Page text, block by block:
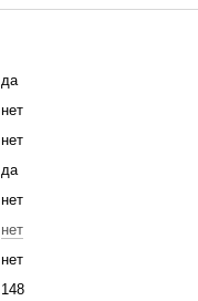
да
нет
нет
да
нет
нет
нет
148